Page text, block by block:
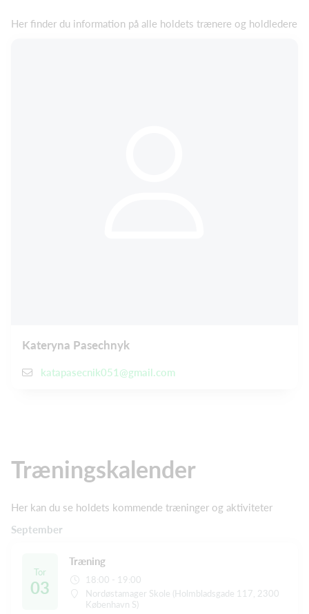
Her finder du information på alle holdets trænere og holdledere
Kateryna Pasechnyk
katapasecnik051@gmail.com
Træningskalender
Her kan du se holdets kommende træninger og aktiviteter
September
Tor
03
Træning
18:00 - 19:00
Nordøstamager Skole (Holmbladsgade 117, 2300
København S)